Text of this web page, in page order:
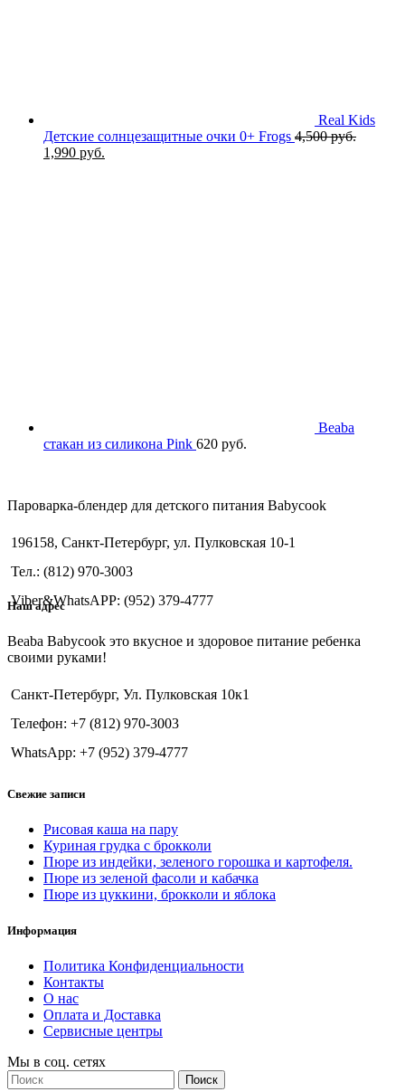
Real Kids
Детские солнцезащитные очки 0+ Frogs 4,500руб.
Первоначальная
1,990 руб.
Beaba
стакан из силикона Pink 620 руб.
Пароварка-блендер для детского питания Babycook
196158, Санкт-Петербург, ул. Пулковская 10-1
Тел.: (812) 970-3003
Viber&WhatsAPP: (952) 379-4777
Наш адрес
Beaba Babycook это вкусное и здоровое питание ребенка
своими руками!
Санкт-Петербург, Ул. Пулковская 10к1
Телефон: +7 (812) 970-3003
WhatsApp: +7 (952) 379-4777
Свежие записи
Рисовая каша на пару
Куриная грудка с брокколи
Пюре из индейки, зеленого горошка и картофеля.
Пюре из зеленой фасоли и кабачка
Пюре из цуккини, брокколи и яблока
Информация
Политика Конфиденциальности
Контакты
О нас
Оплата и Доставка
Сервисные центры
Мы в соц. сетях
Поиск